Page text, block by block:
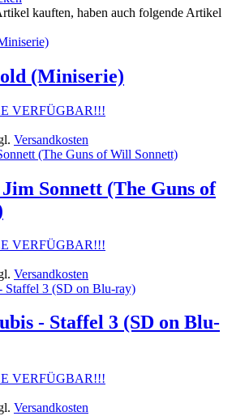
kauften, haben auch folgende Artikel
(Miniserie)
VERFÜGBAR!!!
Versandkosten
Sonnett (The Guns of
VERFÜGBAR!!!
Versandkosten
- Staffel 3 (SD on Blu-
VERFÜGBAR!!!
Versandkosten